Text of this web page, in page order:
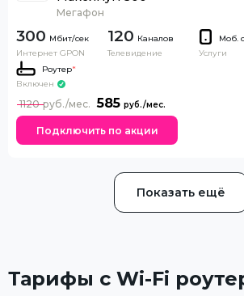
Мегафон
300
Интернет GPON
120 Каналов
Телевидение
Моб.
Услуги
Роутер*
Включен
585
1120
Подключить по акции
Показать ещё
Тарифы с Wi-Fi